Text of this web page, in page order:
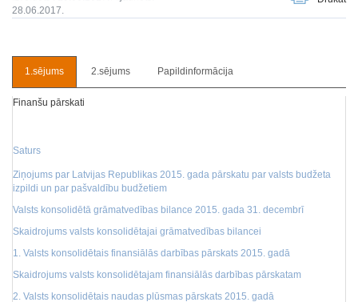
28.06.2017.
1.sējums 2.sējums Papildinformācija
Finanšu pārskati
Saturs
Ziņojums par Latvijas Republikas 2015. gada pārskatu par valsts budžeta
izpildi un par pašvaldību budžetiem
Valsts konsolidētā grāmatvedības bilance 2015. gada 31. decembrī
Skaidrojums valsts konsolidētajai grāmatvedības bilancei
1. Valsts konsolidētais finansiālās darbības pārskats 2015. gadā
Skaidrojums valsts konsolidētajam finansiālās darbības pārskatam
2. Valsts konsolidētais naudas plūsmas pārskats 2015. gadā